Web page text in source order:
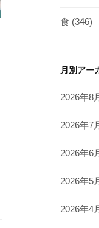
食 (346)
月別アー
2026年8
2026年7
2026年6
2026年5
2026年4